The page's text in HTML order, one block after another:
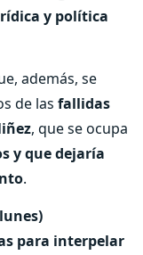
y política
además, se
de las fallidas
, que se ocupa
y que dejaría
.
para interpelar